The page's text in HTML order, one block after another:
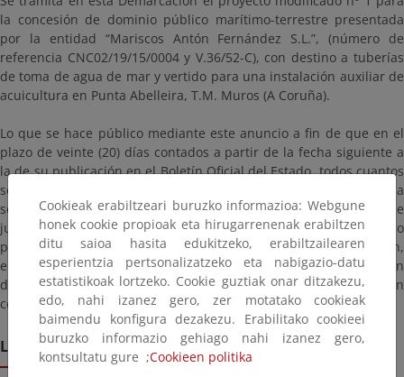
la concesión de dominio público marítimo-terrestre presentada
por la entidad “Mariscos Antón Fernández S.L.”, (número de
referencia CNC02/19/15/0004 y V.36/52-C), con destino a tuberías
de toma de agua de mar y vertido para una instalación auxiliar de
acuicultura en Punta Abelleira, T.M. Muros (A Coruña).
Lo que se hace público mediante este anuncio a fin de que en el
plazo de veinte (20) días contados a partir de la fecha siguiente a
la de su publicación en el Boletín Oficial del Estado, todos cuantos
se consideren directa o indirectamente afectados por dicha
solicitud formulen por escrito las alegaciones o reclamaciones que
juzguen convenientes en defensa de sus intereses, pudiendo
presentar las mismas en las dependencias de esta Demarcación,
en la calle San Pedro de Mezonzo, Nº 2, bajo, de A Coruña, en
donde estará expuesta, en horas de oficina, la documentación
correspondiente.
Lekualdatze epea
Cookieak erabiltzeari buruzko informazioa: Webgune
honek cookie propioak eta hirugarrenenak erabiltzen
ditu saioa hasita edukitzeko, erabiltzailearen
esperientzia pertsonalizatzeko eta nabigazio-datu
estatistikoak lortzeko. Cookie guztiak onar ditzakezu,
edo, nahi izanez gero, zer motatako cookieak
baimendu konfigura dezakezu. Erabilitako cookieei
buruzko informazio gehiago nahi izanez gero,
kontsultatu gure ;Cookieen politika